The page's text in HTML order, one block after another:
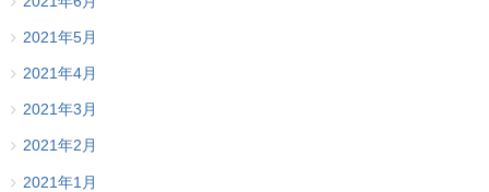
2021年5月
2021年4月
2021年3月
2021年2月
2021年1月